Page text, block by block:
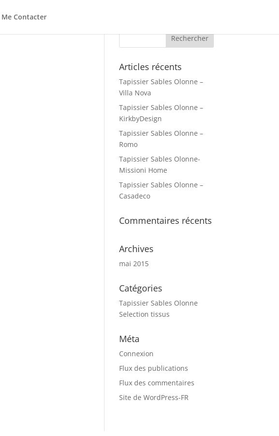
Me Contacter
Articles récents
Tapissier Sables Olonne –
Villa Nova
Tapissier Sables Olonne –
KirkbyDesign
Tapissier Sables Olonne –
Romo
Tapissier Sables Olonne-
Missioni Home
Tapissier Sables Olonne –
Casadeco
Commentaires récents
Archives
mai 2015
Catégories
Tapissier Sables Olonne
Selection tissus
Méta
Connexion
Flux des publications
Flux des commentaires
Site de WordPress-FR